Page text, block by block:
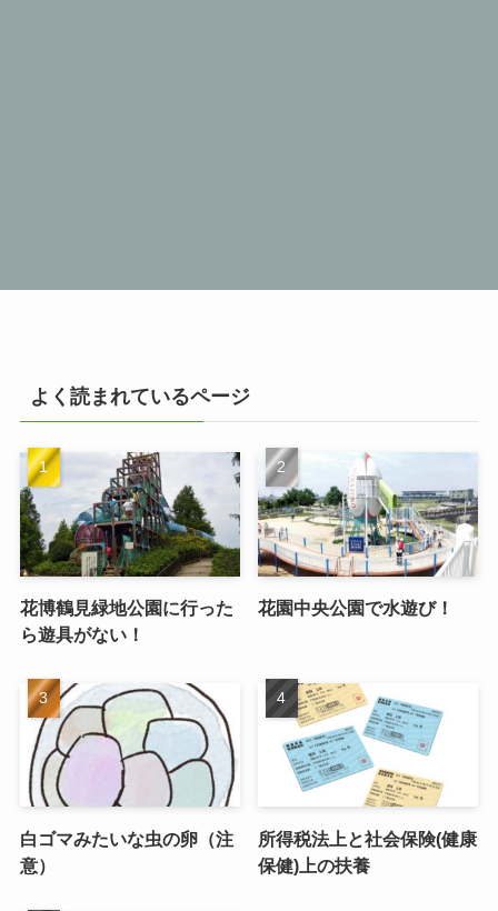
よく読まれているページ
花博鶴見緑地公園に行った
ら遊具がない！
花園中央公園で水遊び！
白ゴマみたいな虫の卵（注
意）
所得税法上と社会保険(健康
保健)上の扶養